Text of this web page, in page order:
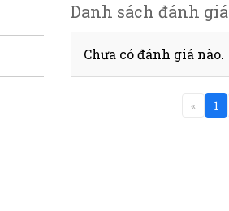
Danh sách đánh giá
Chưa có đánh giá nào.
« 1